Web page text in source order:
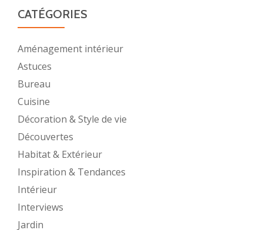
CATÉGORIES
Aménagement intérieur
Astuces
Bureau
Cuisine
Décoration & Style de vie
Découvertes
Habitat & Extérieur
Inspiration & Tendances
Intérieur
Interviews
Jardin